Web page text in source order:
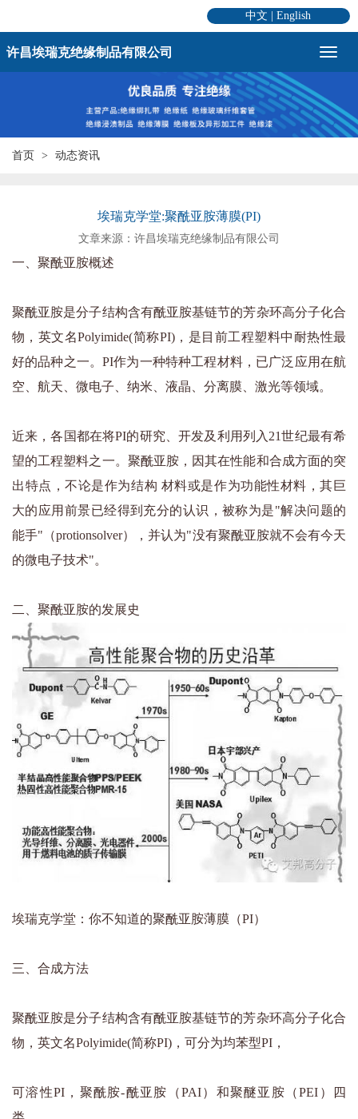
中文 |English
许昌埃瑞克绝缘制品有限公司
首页 动态资讯
埃瑞克学堂:聚酰亚胺薄膜(PI)
文章来源：许昌埃瑞克绝缘制品有限公司
一、聚酰亚胺概述
聚酰亚胺是分子结构含有酰亚胺基链节的芳杂环高分子化合
物，英文名Polyimide(简称PI)，是目前工程塑料中耐热性最
好的品种之一。PI作为一种特种工程材料，已广泛应用在航
空、航天、微电子、纳米、液晶、分离膜、激光等领域。
近来，各国都在将PI的研究、开发及利用列入21世纪最有希
望的工程塑料之一。聚酰亚胺，因其在性能和合成方面的突
出特点，不论是作为结构 材料或是作为功能性材料，其巨
大的应用前景已经得到充分的认识，被称为是"解决问题的
能手"（protionsolver），并认为"没有聚酰亚胺就不会有今天
的微电子技术"。
二、聚酰亚胺的发展史
埃瑞克学堂：你不知道的聚酰亚胺薄膜（PI）
三、合成方法
聚酰亚胺是分子结构含有酰亚胺基链节的芳杂环高分子化合
物，英文名Polyimide(简称PI)，可分为均苯型PI，
可溶性PI，聚酰胺-酰亚胺（PAI）和聚醚亚胺（PEI）四